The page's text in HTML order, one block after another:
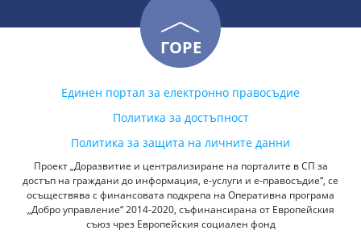
ГОРЕ
Единен портал за електронно правосъдие
Политика за достъпност
Политика за защита на личните данни
Проект „Доразвитие и централизиране на порталите в СП за
достъп на граждани до информация, е-услуги и е-правосъдие“, се
осъществява с финансовата подкрепа на Оперативна програма
„Добро управление“ 2014-2020, съфинансирана от Европейския
съюз чрез Европейския социален фонд